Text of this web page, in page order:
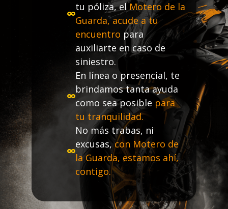
tu póliza, elMotero de la
Guarda, acude a tu
encuentro para
auxiliarte en caso de
siniestro.
En línea o presencial, te
brindamos tanta ayuda
como sea posible para
tu tranquilidad.
No más trabas, ni
excusas,con Motero de
la Guarda, estamos ahí,
contigo.